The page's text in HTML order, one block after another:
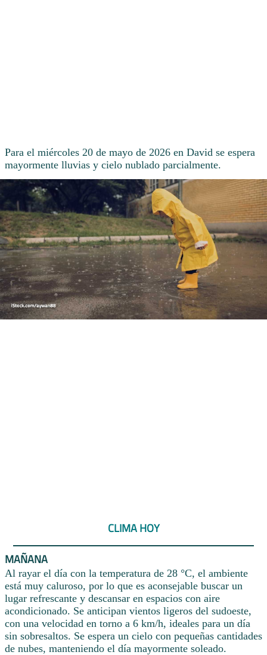
Para el miércoles 20 de mayo de 2026 en David se espera
mayormente lluvias y cielo nublado parcialmente.
CLIMA HOY
MAÑANA
Al rayar el día con la temperatura de 28 °C, el ambiente
está muy caluroso, por lo que es aconsejable buscar un
lugar refrescante y descansar en espacios con aire
acondicionado. Se anticipan vientos ligeros del sudoeste,
con una velocidad en torno a 6 km/h, ideales para un día
sin sobresaltos. Se espera un cielo con pequeñas cantidades
de nubes, manteniendo el día mayormente soleado.